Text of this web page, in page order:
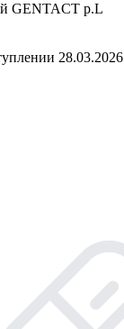
GENTACT р.L
28.03.2026